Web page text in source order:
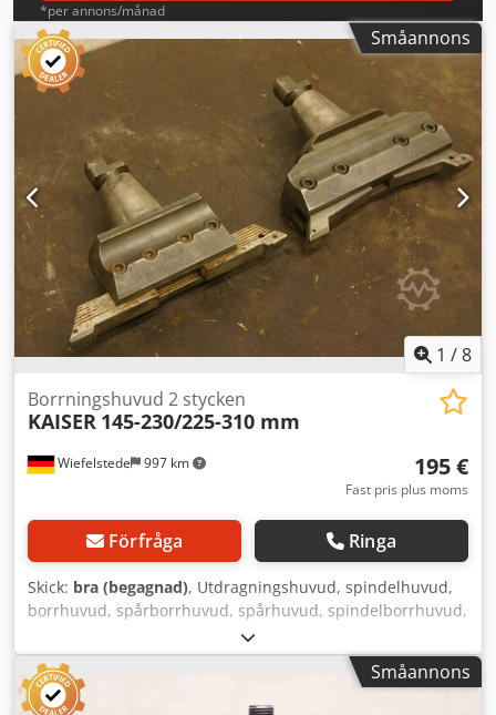
*per annons/månad
Småannons
1 /8
Wiefelstede 997 km
Borrningshuvud 2 stycken
KAISER 145-230/225-310 mm
195 €
Fast pris plus moms
Förfråga Ringa
Skick: bra (begagnad), Utdragningshuvud, spindelhuvud,
borrhuvud, spårborrhuvud, spårhuvud, spindelborrhuvud,
urholkningshuvud, spindelverktyg -Antal: 2x spindelverktyg
Dwjdpfx Acsb A Hvpegsa -Fäste: SK50 -Spindelmått: 145-
230/225-310 mm -Pris: komplett -Vikt: 14 kg/st Småannons